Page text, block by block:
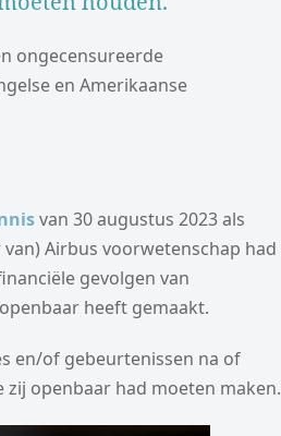
ongecensureerde
en Amerikaanse
van 30 augustus 2023 als
Airbus voorwetenschap had
gevolgen van
heeft gemaakt.
en/of gebeurtenissen na of
openbaar had moeten maken.